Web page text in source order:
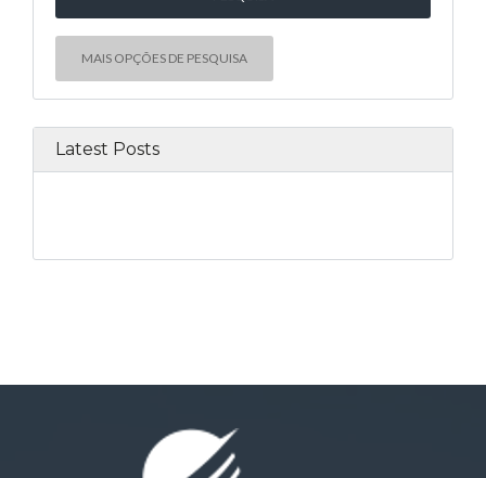
MAIS OPÇÕES DE PESQUISA
Latest Posts